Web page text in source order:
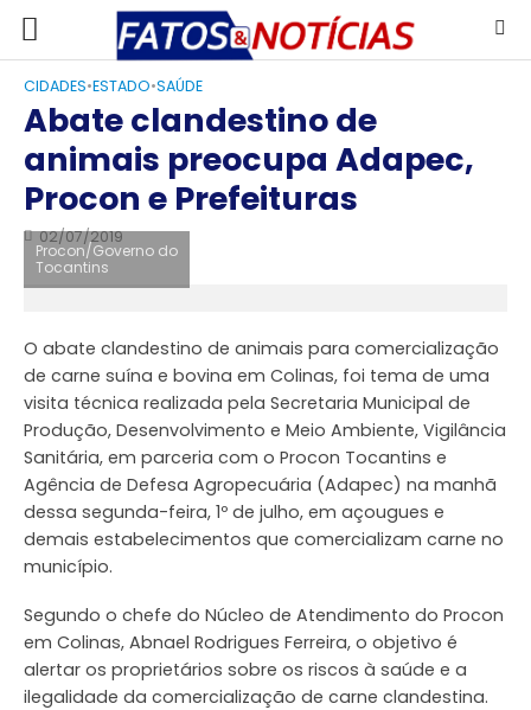
CIDADES•ESTADO•SAÚDE
Abate clandestino de
animais preocupa Adapec,
Procon e Prefeituras
02/07/2019
Procon/Governo do
Tocantins
O abate clandestino de animais para comercialização
de carne suína e bovina em Colinas, foi tema de uma
visita técnica realizada pela Secretaria Municipal de
Produção, Desenvolvimento e Meio Ambiente, Vigilância
Sanitária, em parceria com o Procon Tocantins e
Agência de Defesa Agropecuária (Adapec) na manhã
dessa segunda-feira, 1º de julho, em açougues e
demais estabelecimentos que comercializam carne no
município.
Segundo o chefe do Núcleo de Atendimento do Procon
em Colinas, Abnael Rodrigues Ferreira, o objetivo é
alertar os proprietários sobre os riscos à saúde e a
ilegalidade da comercialização de carne clandestina.